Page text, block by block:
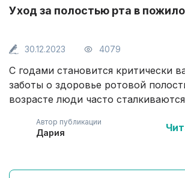
Уход за полостью рта в
30.12.2023 4079
С годами становится критически
заботы о здоровье ротовой
возрасте люди часто
состояния зубов, десен, а также с
способность человека нормально
Автор публикации
Дария